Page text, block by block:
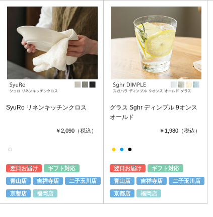
SyuRo リネンキッチンクロス
￥2,090 （税込）
○
翌日お届け ギフト対応
青山店 吉祥寺店 二子玉川店
京都店 福岡店
グラス Sghr ディンプル 9オンス
オールド
￥1,980 （税込）
● ● ●
翌日お届け ギフト対応
青山店 吉祥寺店 二子玉川店
京都店 福岡店